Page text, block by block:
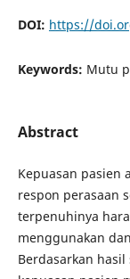
DOI: https://
Keywords: Mutu
Abstract
Kepuasan pasien
respon perasaan
terpenuhinya
menggunakan
Berdasarkan